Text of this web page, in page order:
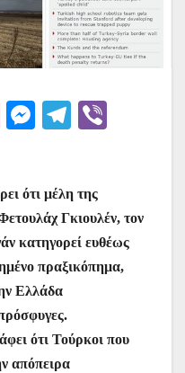
Pi
e
st
M
s
e
n
g
er
T
gr
a
m
ότι μέλη της
Γκιουλέν, τον
κατηγορεί ευθέως
πραξικόπημα,
Ελλάδα
ότι Τούρκοι που
απόπειρα